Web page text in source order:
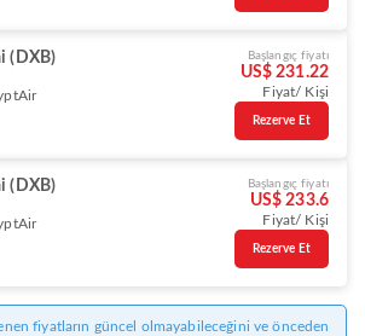
(DXB) Başlangıç fiyatı
US$ 231.22
Fiyat/ Kişi
Rezerve Et
(DXB) Başlangıç fiyatı
US$ 233.6
Fiyat/ Kişi
Rezerve Et
fiyatların güncel olmayabileceğini ve önceden